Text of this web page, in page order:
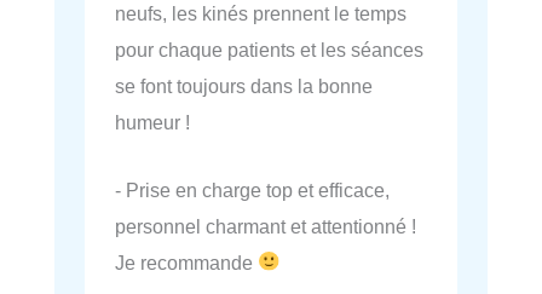
neufs, les kinés prennent le temps
pour chaque patients et les séances
se font toujours dans la bonne
humeur !
- Prise en charge top et efficace,
personnel charmant et attentionné !
Je recommande